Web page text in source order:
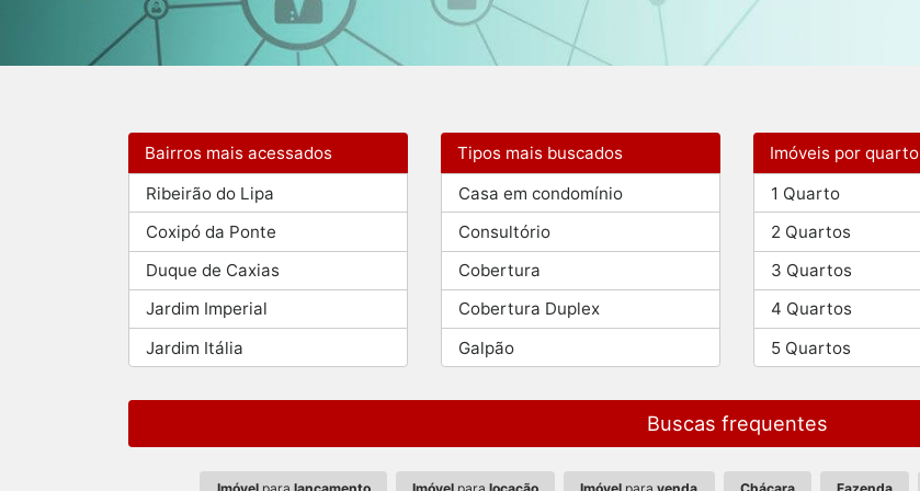
Bairros mais acessados
Ribeirão do Lipa
Coxipó da Ponte
Duque de Caxias
Jardim Imperial
Jardim Itália
Tipos mais buscados
Casa em condomínio
Consultório
Cobertura
Cobertura Duplex
Galpão
Imóveis por quarto
1 Quarto
2 Quartos
3 Quartos
4 Quartos
5 Quartos
Buscas frequentes